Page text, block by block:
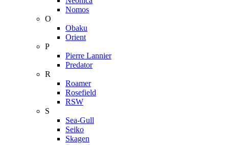
Nomos
O
Obaku
Orient
P
Pierre Lannier
Predator
R
Roamer
Rosefield
RSW
S
Sea-Gull
Seiko
Skagen